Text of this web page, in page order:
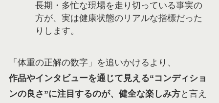
長期・多忙な現場を走り切っている事実の
方が、実は健康状態のリアルな指標だった
りします。
「体重の正解の数字」を追いかけるより、
作品やインタビューを通じて見える“コンディショ
ンの良さ”に注目するのが、健全な楽しみ方と言え